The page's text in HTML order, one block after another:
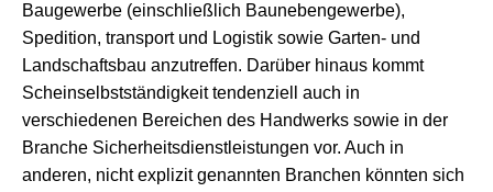
Baugewerbe (einschließlich Baunebengewerbe),
Spedition, transport und Logistik sowie Garten- und
Landschaftsbau anzutreffen. Darüber hinaus kommt
Scheinselbstständigkeit tendenziell auch in
verschiedenen Bereichen des Handwerks sowie in der
Branche Sicherheitsdienstleistungen vor. Auch in
anderen, nicht explizit genannten Branchen könnten sich